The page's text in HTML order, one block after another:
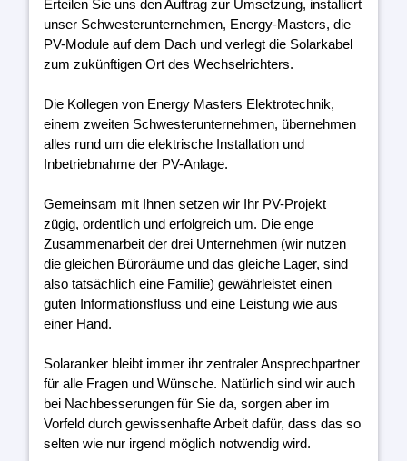
Erteilen Sie uns den Auftrag zur Umsetzung, installiert
unser Schwesterunternehmen, Energy-Masters, die
PV-Module auf dem Dach und verlegt die Solarkabel
zum zukünftigen Ort des Wechselrichters.
Die Kollegen von Energy Masters Elektrotechnik,
einem zweiten Schwesterunternehmen, übernehmen
alles rund um die elektrische Installation und
Inbetriebnahme der PV-Anlage.
Gemeinsam mit Ihnen setzen wir Ihr PV-Projekt
zügig, ordentlich und erfolgreich um. Die enge
Zusammenarbeit der drei Unternehmen (wir nutzen
die gleichen Büroräume und das gleiche Lager, sind
also tatsächlich eine Familie) gewährleistet einen
guten Informationsfluss und eine Leistung wie aus
einer Hand.
Solaranker bleibt immer ihr zentraler Ansprechpartner
für alle Fragen und Wünsche. Natürlich sind wir auch
bei Nachbesserungen für Sie da, sorgen aber im
Vorfeld durch gewissenhafte Arbeit dafür, dass das so
selten wie nur irgend möglich notwendig wird.